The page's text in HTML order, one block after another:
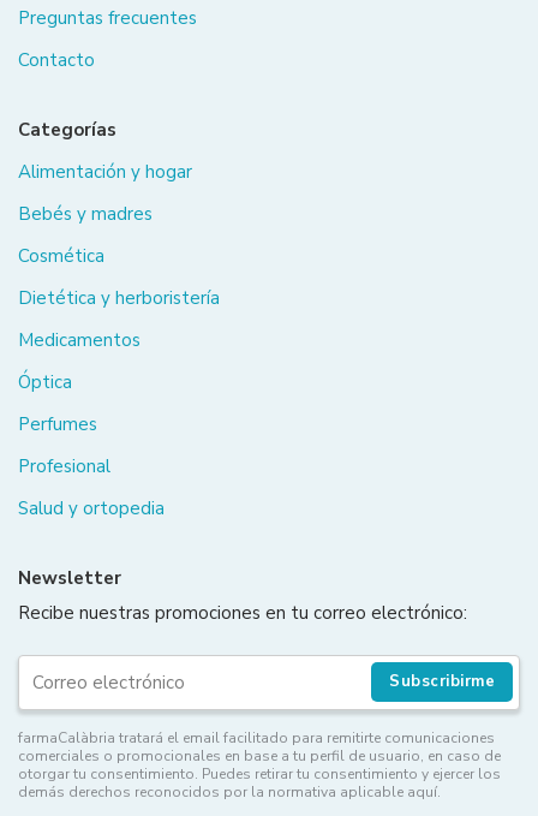
Preguntas frecuentes
Contacto
Categorías
Alimentación y hogar
Bebés y madres
Cosmética
Dietética y herboristería
Medicamentos
Óptica
Perfumes
Profesional
Salud y ortopedia
Newsletter
Recibe nuestras promociones en tu correo electrónico:
Subscribirme
farmaCalàbria tratará el email facilitado para remitirte comunicaciones
comerciales o promocionales en base a tu perfil de usuario, en caso de
otorgar tu consentimiento. Puedes retirar tu consentimiento y ejercer los
demás derechos reconocidos por la normativa aplicable aquí.